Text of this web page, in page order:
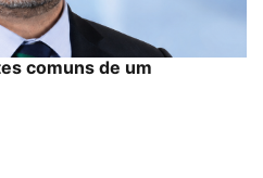
comuns de um